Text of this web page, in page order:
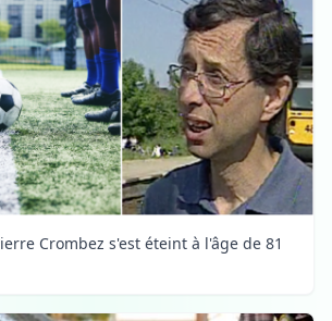
Crombez s'est éteint à l'âge de 81